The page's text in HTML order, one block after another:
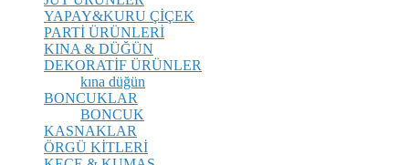
YAPAY&KURU ÇİÇEK
PARTİ ÜRÜNLERİ
KINA & DÜĞÜN
DEKORATİF ÜRÜNLER
kına düğün
BONCUKLAR
BONCUK
KASNAKLAR
ÖRGÜ KİTLERİ